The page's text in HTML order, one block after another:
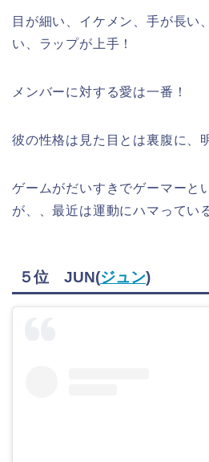
目が細い、イケメン、手が長い
い、ラップが上手！
メンバーに対する愛は一番！
彼の性格は見た目とは裏腹に、
ゲームがだいすきでゲーマーと
が、、最近は運動にハマってい
５位 JUN(ジュン)